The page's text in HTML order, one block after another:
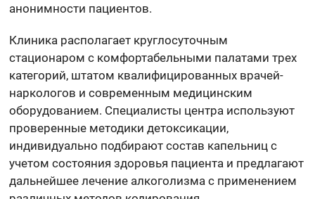
анонимности пациентов.
Клиника располагает круглосуточным
стационаром с комфортабельными палатами трех
категорий, штатом квалифицированных врачей-
наркологов и современным медицинским
оборудованием. Специалисты центра используют
проверенные методики детоксикации,
индивидуально подбирают состав капельниц с
учетом состояния здоровья пациента и предлагают
дальнейшее лечение алкоголизма с применением